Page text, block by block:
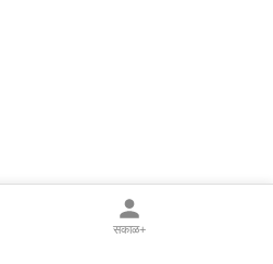
सकाळ+